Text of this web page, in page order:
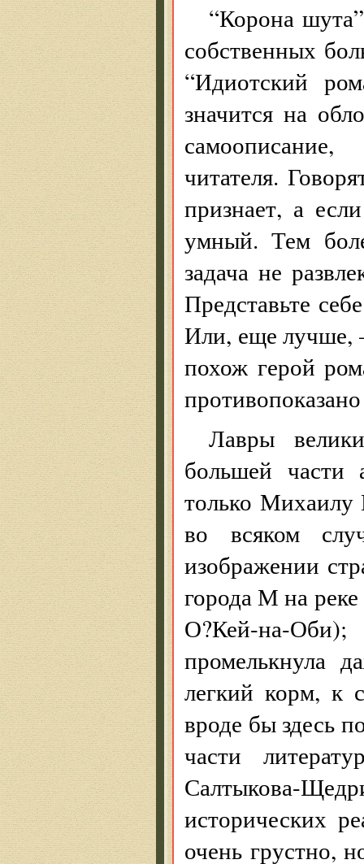
“Корона
собственных
“Идиотский
значится на
читателя.
признает, а
умный. Тем
задача не
Представьте
Или, еще лучше,
похож герой
Лавры
большей части
только Михаилу
во всяком
изображении
города М на
О?Кей-на-
промелькнула
легкий корм, к
вроде бы здесь
части
Салтыкова-
исторических
очень грустно,